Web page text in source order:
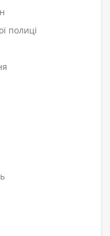
полиці